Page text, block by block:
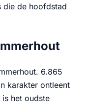
die de hoofdstad
6.865
karakter ontleent
het oudste